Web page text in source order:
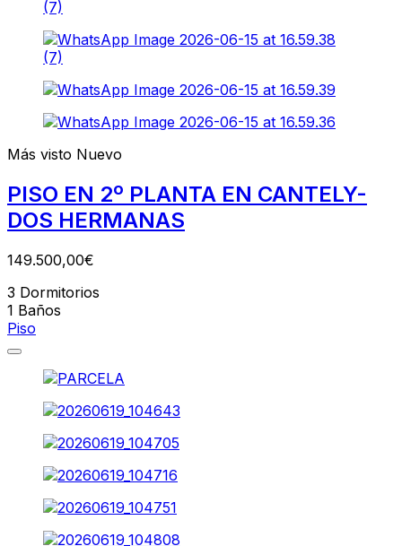
Más visto Nuevo
PISO EN 2º PLANTA EN CANTELY-
DOS HERMANAS
149.500,00€
3 Dormitorios
1 Baños
Piso